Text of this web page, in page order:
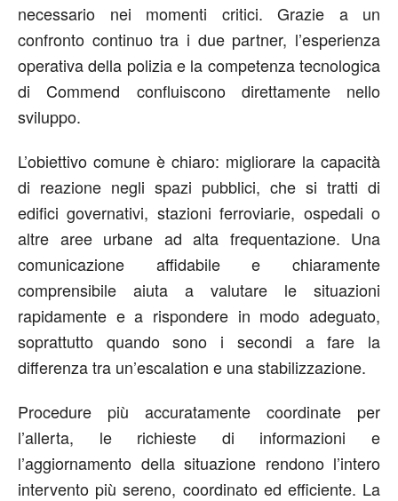
necessario nei momenti critici. Grazie a un
confronto continuo tra i due partner, l’esperienza
operativa della polizia e la competenza tecnologica
di Commend confluiscono direttamente nello
sviluppo.
L’obiettivo comune è chiaro: migliorare la capacità
di reazione negli spazi pubblici, che si tratti di
edifici governativi, stazioni ferroviarie, ospedali o
altre aree urbane ad alta frequentazione. Una
comunicazione affidabile e chiaramente
comprensibile aiuta a valutare le situazioni
rapidamente e a rispondere in modo adeguato,
soprattutto quando sono i secondi a fare la
differenza tra un’escalation e una stabilizzazione.
Procedure più accuratamente coordinate per
l’allerta, le richieste di informazioni e
l’aggiornamento della situazione rendono l’intero
intervento più sereno, coordinato ed efficiente. La